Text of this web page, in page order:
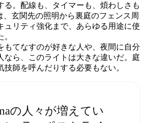
る。配線も、タイマーも、煩わしさも
、玄関先の照明から裏庭のフェンス周
ュリティ強化まで、あらゆる用途に使
もてなすのが好きな人や、夜間に自分
なら、このライトは大きな違いだ。庭
技師を呼んだりする必要もない。
の人々が増えてい